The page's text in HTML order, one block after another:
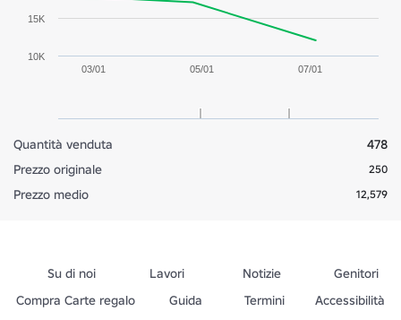
03/01 05/01 07/01
10K
15K
Quantità venduta
478
Prezzo originale
250
Prezzo medio 12,579
Su di noi Lavori Notizie
Genitori
Compra Carte regalo
Guida Termini
Accessibilità